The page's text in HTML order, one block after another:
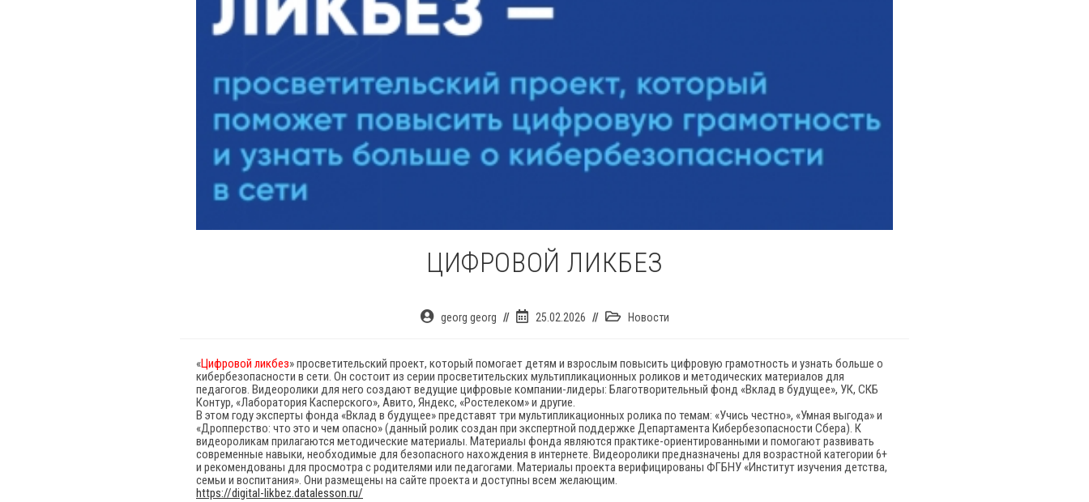
ЦИФРОВОЙ ЛИКБЕЗ
Авторgeorg georg
Запись25.02.2026
РубрикаНовости
«Цифровой ликбез» просветительский проект, который помогает детям и взрослым повысить цифровую грамотность и узнать больше о
кибербезопасности в сети. Он состоит из серии просветительских мультипликационных роликов и методических материалов для
педагогов. Видеоролики для него создают ведущие цифровые компании-лидеры: Благотворительный фонд «Вклад в будущее», УК, СКБ
Контур, «Лаборатория Касперского», Авито, Яндекс, «Ростелеком» и другие.
В этом году эксперты фонда «Вклад в будущее» представят три мультипликационных ролика по темам: «Учись честно», «Умная выгода» и
«Дропперство: что это и чем опасно» (данный ролик создан при экспертной поддержке Департамента Кибербезопасности Сбера). К
видеороликам прилагаются методические материалы. Материалы фонда являются практике-ориентированными и помогают развивать
современные навыки, необходимые для безопасного нахождения в интернете. Видеоролики предназначены для возрастной категории 6+
и рекомендованы для просмотра с родителями или педагогами. Материалы проекта верифицированы ФГБНУ «Институт изучения детства,
семьи и воспитания». Они размещены на сайте проекта и доступны всем желающим.
https://digital-likbez.datalesson.ru/